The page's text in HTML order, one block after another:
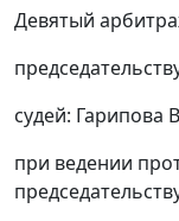
Девятый
судей: Гарипова
при ведении